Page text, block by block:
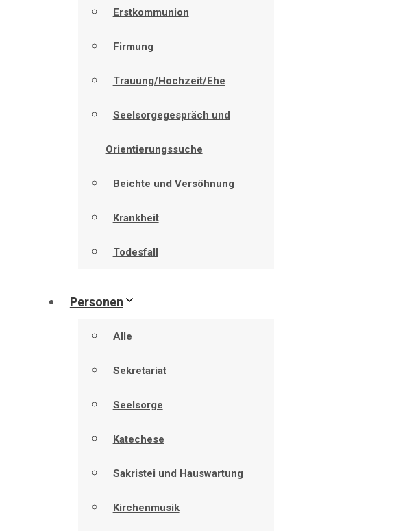
Erstkommunion
Firmung
Trauung/Hochzeit/Ehe
Seelsorgegespräch und
Orientierungssuche
Beichte und Versöhnung
Krankheit
Todesfall
Personen
Alle
Sekretariat
Seelsorge
Katechese
Sakristei und Hauswartung
Kirchenmusik